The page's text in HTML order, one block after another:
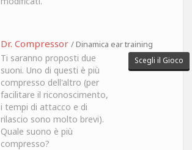
Dr. Compressor / Dinamica ear training
Ti saranno proposti due
suoni. Uno di questi è più
compresso dell'altro (per
facilitare il riconoscimento,
i tempi di attacco e di
rilascio sono molto brevi).
Quale suono è più
compresso?
Scegli il Gioco